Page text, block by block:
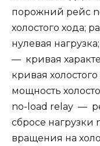
порожний рейс
холостого хода;
нулевая
— кривая
кривая
мощность
no-load relay —
сбросе
вращения на